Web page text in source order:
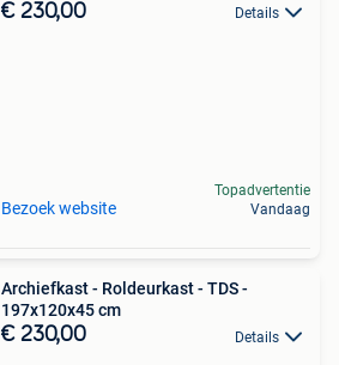
€ 230,00 Details
Bezoek website
Topadvertentie
Vandaag
Archiefkast - Roldeurkast - TDS -
197x120x45 cm
€ 230,00 Details